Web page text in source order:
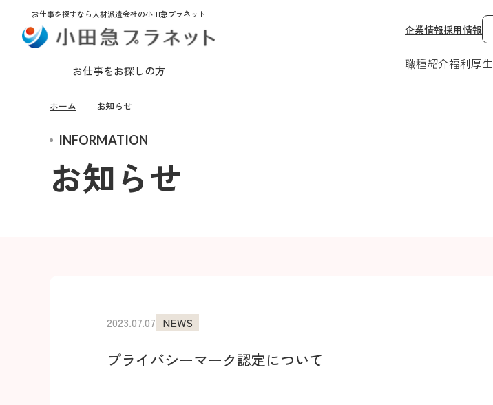
お仕事を探すなら人材派遣会社の小田急プラネット
お仕事をお探しの方
企業情報採用情報
職種紹介福利厚生
ホーム お知らせ
INFORMATION
お知らせ
2023.07.07 NEWS
プライバシーマーク認定について